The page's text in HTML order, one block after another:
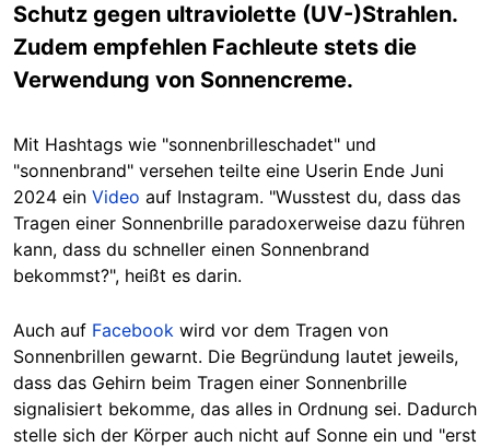
Schutz gegen ultraviolette (UV-)Strahlen.
Zudem empfehlen Fachleute stets die
Verwendung von Sonnencreme.
Mit Hashtags wie "sonnenbrilleschadet" und
"sonnenbrand" versehen teilte eine Userin Ende Juni
2024 ein Video auf Instagram. "Wusstest du, dass das
Tragen einer Sonnenbrille paradoxerweise dazu führen
kann, dass du schneller einen Sonnenbrand
bekommst?", heißt es darin.
Auch auf Facebook wird vor dem Tragen von
Sonnenbrillen gewarnt. Die Begründung lautet jeweils,
dass das Gehirn beim Tragen einer Sonnenbrille
signalisiert bekomme, das alles in Ordnung sei. Dadurch
stelle sich der Körper auch nicht auf Sonne ein und "erst